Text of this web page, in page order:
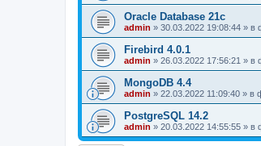
Oracle Database 21c
admin » 30.03.2022 19:08:44 » в
Firebird 4.0.1
admin » 26.03.2022 17:56:21 » в
MongoDB 4.4
admin » 22.03.2022 11:09:40 » в
PostgreSQL 14.2
admin » 20.03.2022 14:55:55 » в